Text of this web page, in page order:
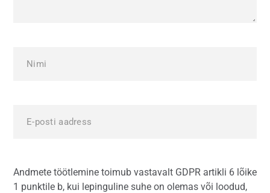
Andmete töötlemine toimub vastavalt GDPR artikli 6 lõike
1 punktile b, kui lepinguline suhe on olemas või loodud,